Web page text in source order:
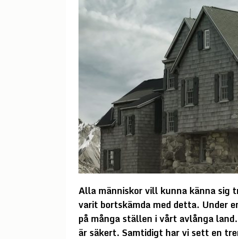
Alla människor vill kunna känna sig
varit bortskämda med detta. Under
på många ställen i vårt avlånga
är säkert. Samtidigt har vi sett en